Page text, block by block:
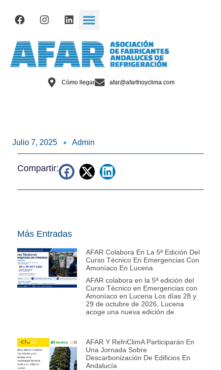
Cómo llegar afar@afarfrioyclima.com
Julio 7, 2025 Admin
Compartir:
Más Entradas
AFAR Colabora En La 5ª Edición Del
Curso Técnico En Emergencias Con
Amoníaco En Lucena
AFAR colabora en la 5ª edición del
Curso Técnico en Emergencias con
Amoníaco en Lucena Los días 28 y
29 de octubre de 2026, Lucena
acoge una nueva edición de
AFAR Y RefriClimA Participarán En
Una Jornada Sobre
Descarbonización De Edificios En
Andalucía